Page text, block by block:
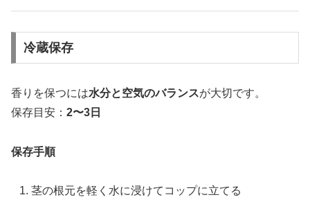
冷蔵保存
香りを保つには水分と空気のバランスが大切です。
保存目安： 2〜3日
保存手順
茎の根元を軽く水に浸けてコップに立てる